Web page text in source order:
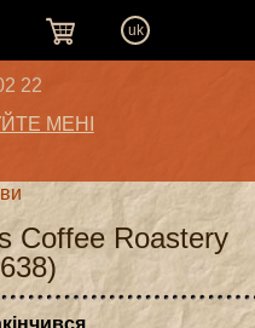
uk
22
МЕНІ
Coffee Roastery